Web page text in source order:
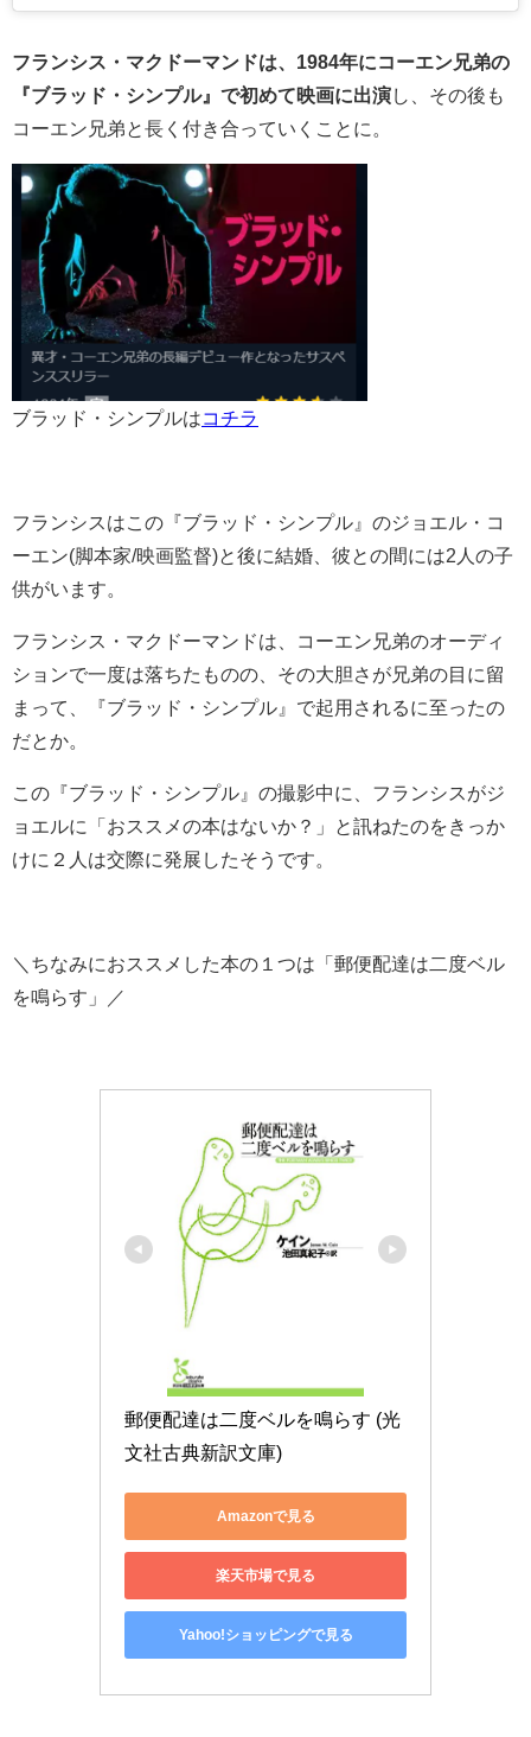
フランシス・マクドーマンドは、1984年にコーエン兄弟の
『ブラッド・シンプル』で初めて映画に出演し、その後も
コーエン兄弟と長く付き合っていくことに。
ブラッド・シンプルはコチラ
フランシスはこの『ブラッド・シンプル』のジョエル・コ
ーエン(脚本家/映画監督)と後に結婚、彼との間には2人の子
供がいます。
フランシス・マクドーマンドは、コーエン兄弟のオーディ
ションで一度は落ちたものの、その大胆さが兄弟の目に留
まって、『ブラッド・シンプル』で起用されるに至ったの
だとか。
この『ブラッド・シンプル』の撮影中に、フランシスがジ
ョエルに「おススメの本はないか？」と訊ねたのをきっか
けに２人は交際に発展したそうです。
＼ちなみにおススメした本の１つは「郵便配達は二度ベル
を鳴らす」／
郵便配達は二度ベルを鳴らす (光
文社古典新訳文庫)
Amazonで見る
楽天市場で見る
Yahoo!ショッピングで見る